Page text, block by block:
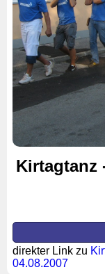
Kirtagtanz
direkter Link zu
04.08.2007